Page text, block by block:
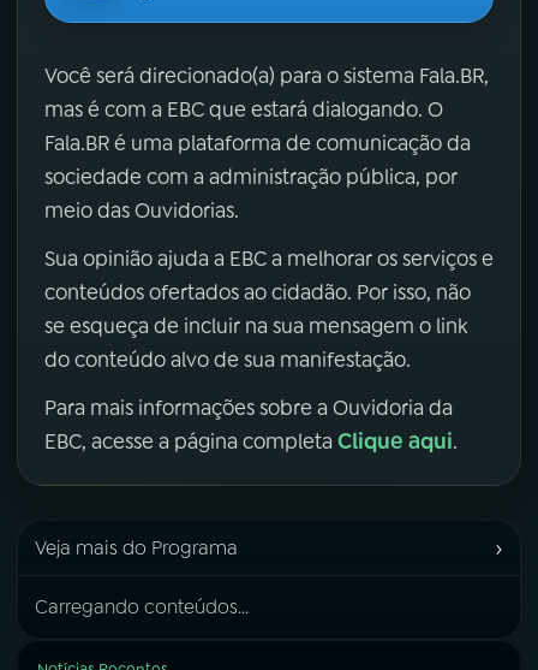
Você será direcionado(a) para o sistema Fala.BR,
mas é com a EBC que estará dialogando. O
Fala.BR é uma plataforma de comunicação da
sociedade com a administração pública, por
meio das Ouvidorias.
Sua opinião ajuda a EBC a melhorar os serviços e
conteúdos ofertados ao cidadão. Por isso, não
se esqueça de incluir na sua mensagem o link
do conteúdo alvo de sua manifestação.
Para mais informações sobre a Ouvidoria da
EBC, acesse a página completa Clique aqui.
Veja mais do Programa ›
Carregando conteúdos...